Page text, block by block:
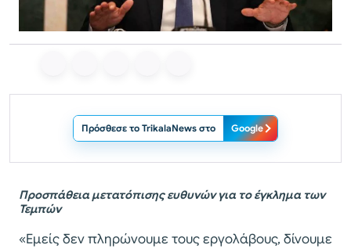
Πρόσθεσε το TrikalaNews στο Google
Προσπάθεια μετατόπισης ευθυνών για το έγκλημα των
Τεμπών
«Εμείς δεν πληρώνουμε τους εργολάβους, δίνουμε